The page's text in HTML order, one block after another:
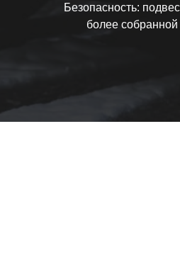
Безопасность:
более собранной